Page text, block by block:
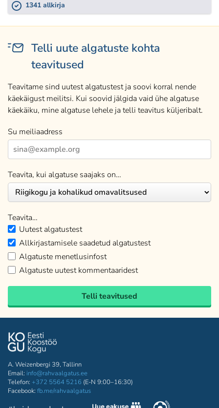
1341 allkirja
Telli uute algatuste kohta
teavitused
Teavitame sind uutest algatustest ja soovi korral nende
käekäigust meilitsi. Kui soovid jälgida vaid ühe algatuse
käekäiku, mine algatuse lehele ja telli teavitus küljeribalt.
Su meiliaadress
Teavita, kui algatuse saajaks on…
Teavita…
Uutest algatustest
Allkirjastamisele saadetud algatustest
Algatuste menetlusinfost
Algatuste uutest kommentaaridest
Telli teavitused
A. Weizenbergi 39, Tallinn
Email: info@rahvaalgatus.ee
Telefon: +372 5564 5216 (E-N 9:00–16:30)
Facebook: fb.me/rahvaalgatus